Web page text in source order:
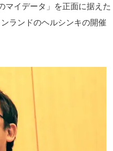
マイデータ」を正面に据えた
ランドのヘルシンキの開催